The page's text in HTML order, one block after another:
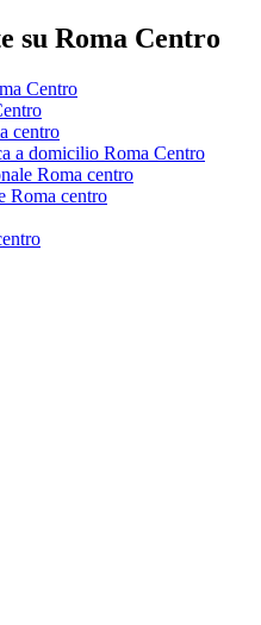
su Roma Centro
Centro
centro
a domicilio Roma Centro
Roma centro
Roma centro